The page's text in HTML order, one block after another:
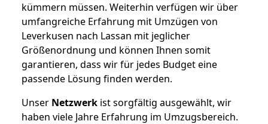
kümmern müssen. Weiterhin verfügen wir über
umfangreiche Erfahrung mit Umzügen von
Leverkusen nach Lassan mit jeglicher
Größenordnung und können Ihnen somit
garantieren, dass wir für jedes Budget eine
passende Lösung finden werden.
Unser Netzwerk ist sorgfältig ausgewählt, wir
haben viele Jahre Erfahrung im Umzugsbereich.